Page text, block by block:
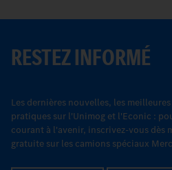
RESTEZ INFORMÉ
Les dernières nouvelles, les
pratiques sur l'Unimog et l'Econic :
courant à l'avenir, inscrivez-vous dès
gratuite sur les camions spéciaux